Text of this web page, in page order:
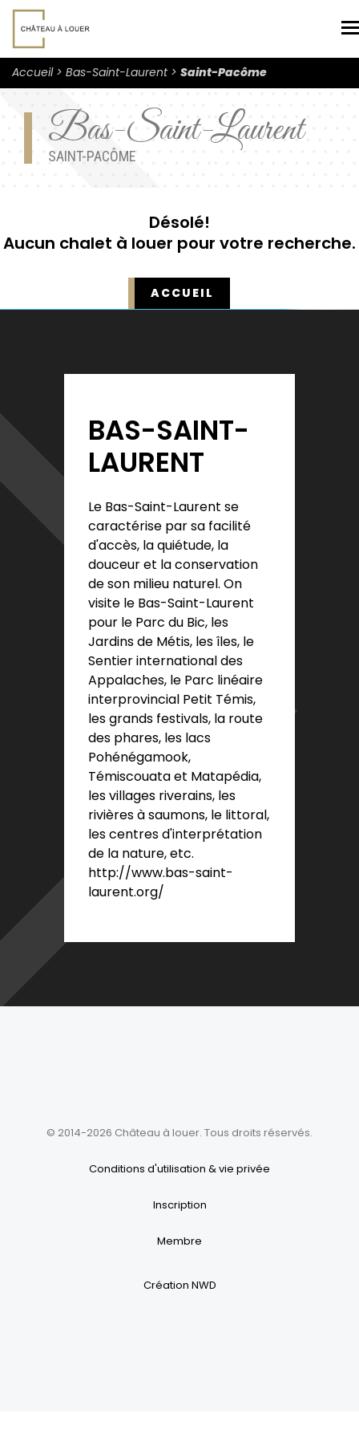
Accueil Bas-Saint-Laurent Saint-Pacôme
Bas-Saint-Laurent
SAINT-PACÔME
Désolé!
Aucun chalet à louer pour votre recherche.
ACCUEIL
BAS-SAINT-
LAURENT
Le Bas-Saint-Laurent se
caractérise par sa facilité
d'accès, la quiétude, la
douceur et la conservation
de son milieu naturel. On
visite le Bas-Saint-Laurent
pour le Parc du Bic, les
Jardins de Métis, les îles, le
Sentier international des
Appalaches, le Parc linéaire
interprovincial Petit Témis,
les grands festivals, la route
des phares, les lacs
Pohénégamook,
Témiscouata et Matapédia,
les villages riverains, les
rivières à saumons, le littoral,
les centres d'interprétation
de la nature, etc.
http://www.bas-saint-
laurent.org/
© 2014-2026 Château à louer. Tous droits réservés.
Conditions d'utilisation & vie privée
Inscription
Membre
Création NWD